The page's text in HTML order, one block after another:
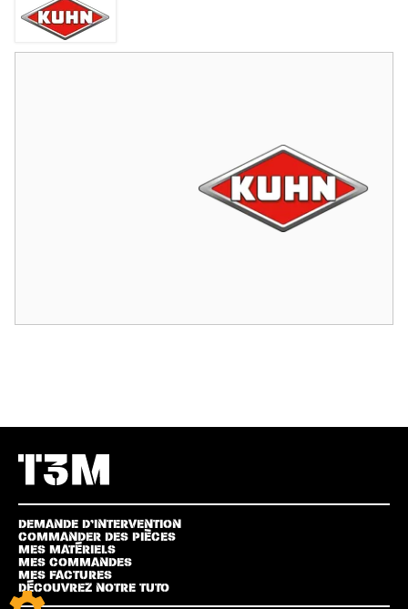
DEMANDE D’INTERVENTION
COMMANDER DES PIÈCES
MES MATÉRIELS
MES COMMANDES
MES FACTURES
DÉCOUVREZ NOTRE TUTO